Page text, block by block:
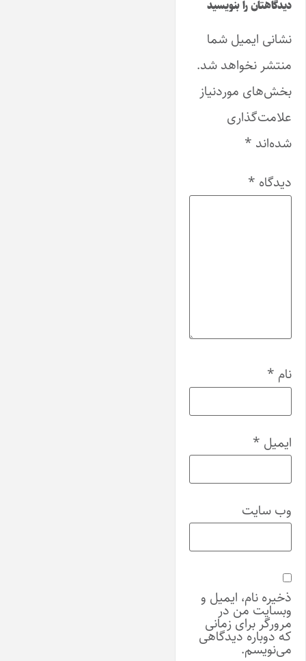
دیدگاهتان را بنویسید
نشانی ایمیل شما
منتشر نخواهد شد.
بخش‌های موردنیاز
علامت‌گذاری
شده‌اند *
دیدگاه *
نام *
ایمیل *
وب‌ سایت
ذخیره نام، ایمیل و
وبسایت من در
مرورگر برای زمانی
که دوباره دیدگاهی
می‌نویسم.